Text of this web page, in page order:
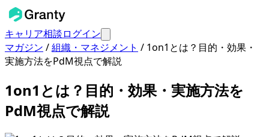
キャリア相談ログイン
マガジン /組織・マネジメント / 1on1とは？目的・効果・
実施方法をPdM視点で解説
1on1とは？目的・効果・実施方法を
PdM視点で解説